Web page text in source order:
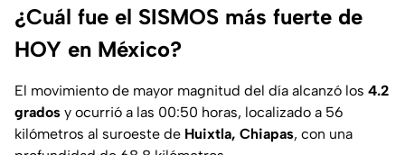
¿Cuál fue el SISMOS más fuerte de
HOY en México?
El movimiento de mayor magnitud del día alcanzó los 4.2
grados y ocurrió a las 00:50 horas, localizado a 56
kilómetros al suroeste de Huixtla, Chiapas, con una